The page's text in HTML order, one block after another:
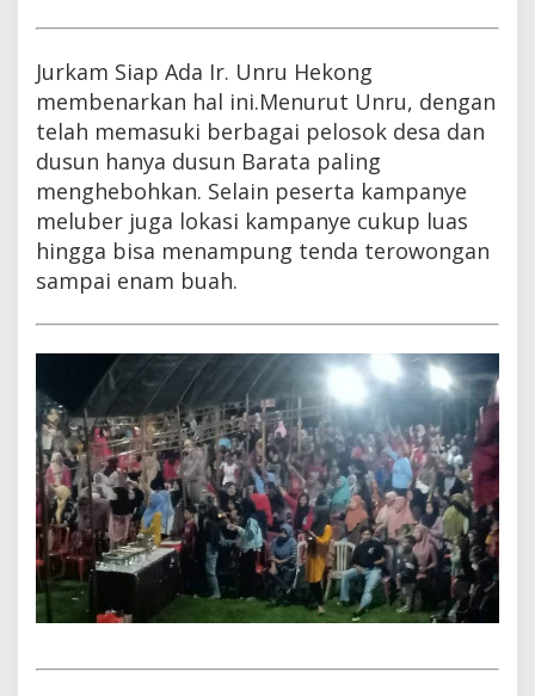
Jurkam Siap Ada Ir. Unru Hekong
membenarkan hal ini.Menurut Unru, dengan
telah memasuki berbagai pelosok desa dan
dusun hanya dusun Barata paling
menghebohkan. Selain peserta kampanye
meluber juga lokasi kampanye cukup luas
hingga bisa menampung tenda terowongan
sampai enam buah.